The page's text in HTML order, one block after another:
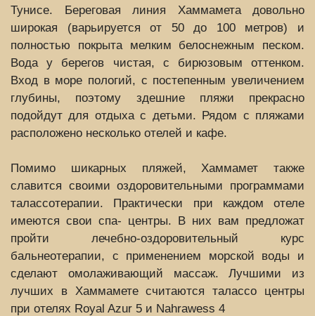
Тунисе. Береговая линия Хаммамета довольно
широкая (варьируется от 50 до 100 метров) и
полностью покрыта мелким белоснежным песком.
Вода у берегов чистая, с бирюзовым оттенком.
Вход в море пологий, с постепенным увеличением
глубины, поэтому здешние пляжи прекрасно
подойдут для отдыха с детьми. Рядом с пляжами
расположено несколько отелей и кафе.
Помимо шикарных пляжей, Хаммамет также
славится своими оздоровительными программами
талассотерапии. Практически при каждом отеле
имеются свои спа- центры. В них вам предложат
пройти лечебно-оздоровительный курс
бальнеотерапии, с применением морской воды и
сделают омолаживающий массаж. Лучшими из
лучших в Хаммамете считаются талассо центры
при отелях Royal Azur 5 и Nahrawess 4